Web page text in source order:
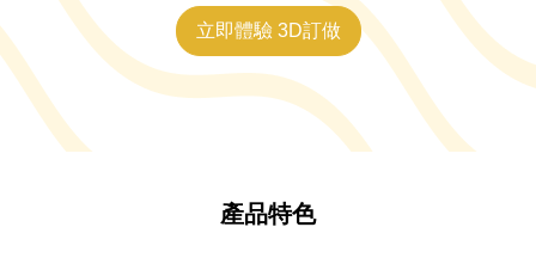
立即體驗 3D訂做
產品特色